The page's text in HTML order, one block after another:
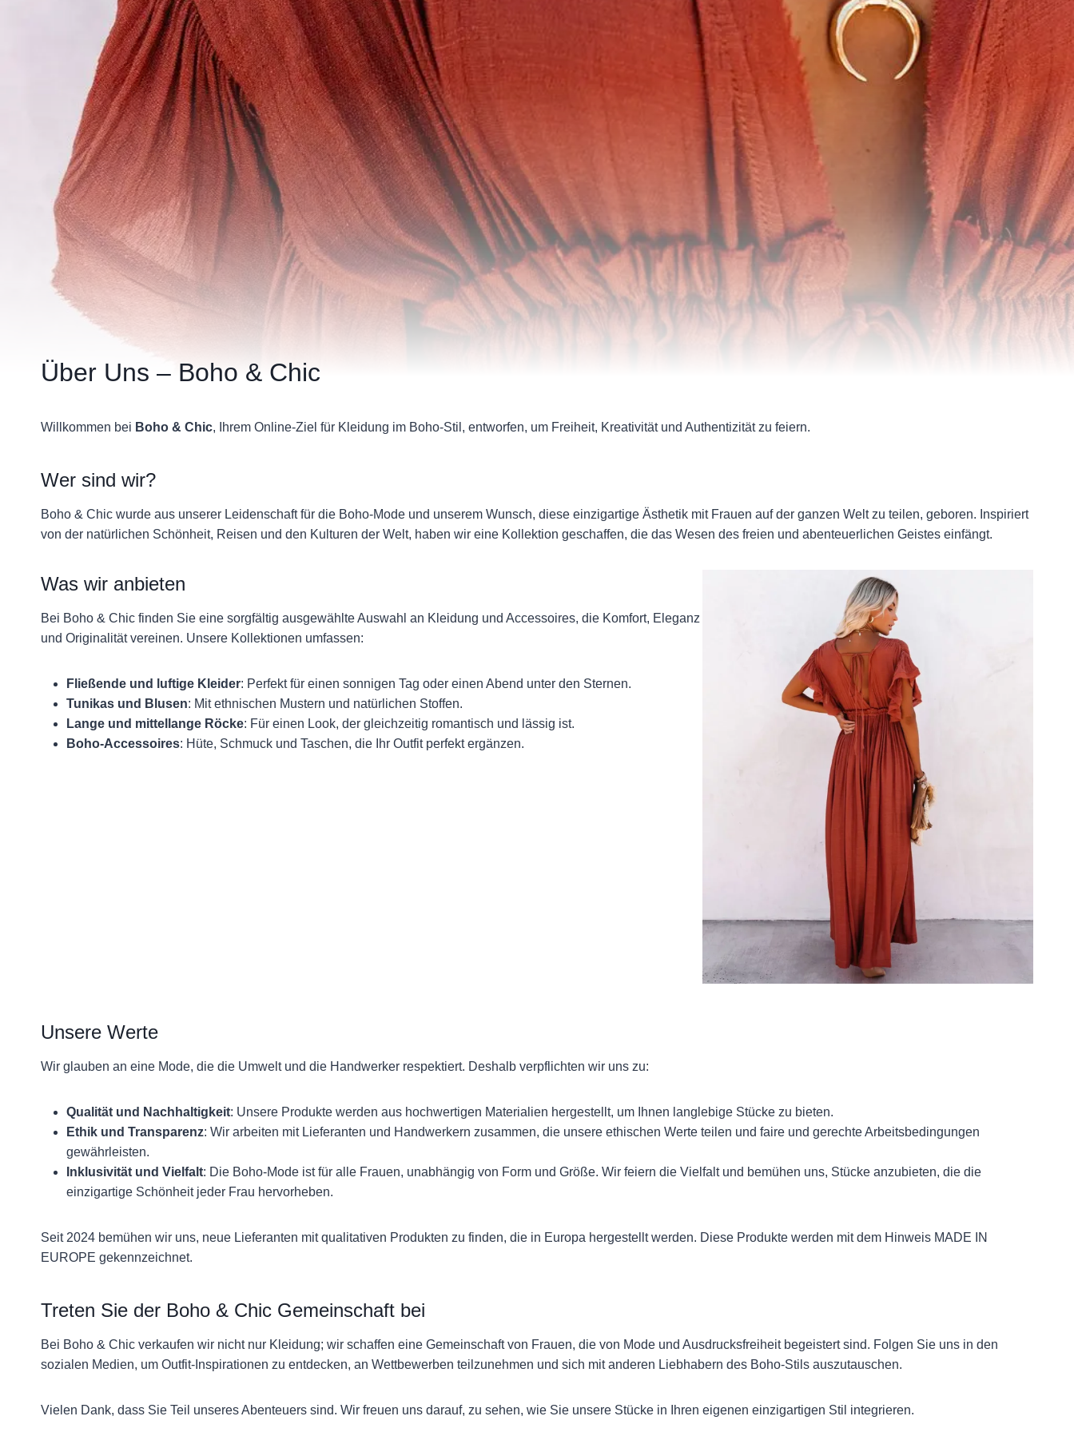
Über Uns – Boho & Chic
Willkommen bei Boho & Chic, Ihrem Online-Ziel für Kleidung im Boho-Stil, entworfen, um Freiheit, Kreativität und Authentizität zu feiern.
Wer sind wir?
Boho & Chic wurde aus unserer Leidenschaft für die Boho-Mode und unserem Wunsch, diese einzigartige Ästhetik mit Frauen auf der ganzen Welt zu teilen, geboren. Inspiriert
von der natürlichen Schönheit, Reisen und den Kulturen der Welt, haben wir eine Kollektion geschaffen, die das Wesen des freien und abenteuerlichen Geistes einfängt.
Was wir anbieten
Bei Boho & Chic finden Sie eine sorgfältig ausgewählte Auswahl an Kleidung und Accessoires, die Komfort, Eleganz
und Originalität vereinen. Unsere Kollektionen umfassen:
Fließende und luftige Kleider: Perfekt für einen sonnigen Tag oder einen Abend unter den Sternen.
Tunikas und Blusen: Mit ethnischen Mustern und natürlichen Stoffen.
Lange und mittellange Röcke: Für einen Look, der gleichzeitig romantisch und lässig ist.
Boho-Accessoires: Hüte, Schmuck und Taschen, die Ihr Outfit perfekt ergänzen.
Unsere Werte
Wir glauben an eine Mode, die die Umwelt und die Handwerker respektiert. Deshalb verpflichten wir uns zu:
Qualität und Nachhaltigkeit: Unsere Produkte werden aus hochwertigen Materialien hergestellt, um Ihnen langlebige Stücke zu bieten.
Ethik und Transparenz: Wir arbeiten mit Lieferanten und Handwerkern zusammen, die unsere ethischen Werte teilen und faire und gerechte Arbeitsbedingungen
gewährleisten.
Inklusivität und Vielfalt: Die Boho-Mode ist für alle Frauen, unabhängig von Form und Größe. Wir feiern die Vielfalt und bemühen uns, Stücke anzubieten, die die
einzigartige Schönheit jeder Frau hervorheben.
Seit 2024 bemühen wir uns, neue Lieferanten mit qualitativen Produkten zu finden, die in Europa hergestellt werden. Diese Produkte werden mit dem Hinweis MADE IN
EUROPE gekennzeichnet.
Treten Sie der Boho & Chic Gemeinschaft bei
Bei Boho & Chic verkaufen wir nicht nur Kleidung; wir schaffen eine Gemeinschaft von Frauen, die von Mode und Ausdrucksfreiheit begeistert sind. Folgen Sie uns in den
sozialen Medien, um Outfit-Inspirationen zu entdecken, an Wettbewerben teilzunehmen und sich mit anderen Liebhabern des Boho-Stils auszutauschen.
Vielen Dank, dass Sie Teil unseres Abenteuers sind. Wir freuen uns darauf, zu sehen, wie Sie unsere Stücke in Ihren eigenen einzigartigen Stil integrieren.